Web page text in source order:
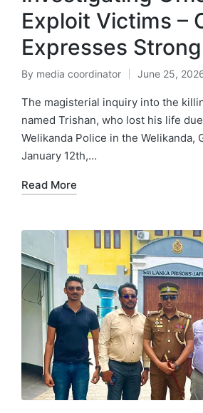
Exploit Victims –
Expresses
By media coordinator June 25,
The magisterial inquiry into the
named Trishan, who lost his life
Welikanda Police in the Welikanda,
January 12th,…
Read More